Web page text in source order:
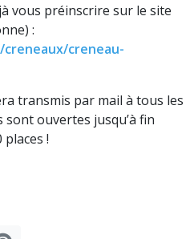
vous préinscrire sur le site
:
creneau-
transmis par mail à tous les
ouvertes jusqu’à fin
!